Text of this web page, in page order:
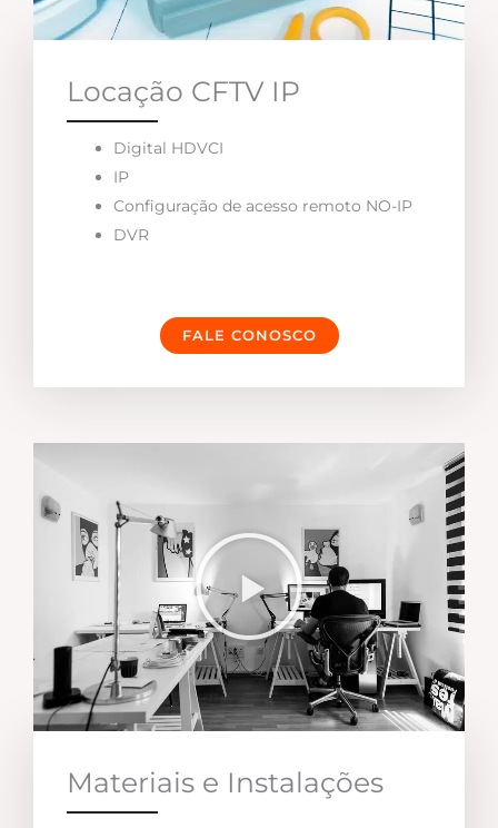
Locação CFTV IP
Digital HDVCI
IP
Configuração de acesso remoto NO-IP
DVR
FALE CONOSCO
Materiais e Instalações